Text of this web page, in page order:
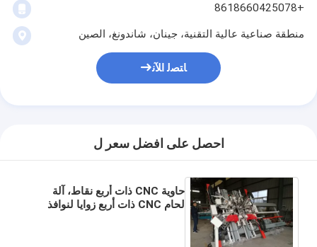
+8618660425078
منطقة صناعية عالية التقنية، جينان، شاندونغ، الصين
ﺎﺘﺼﻟ ﺍﻶﻧ
احصل على افضل سعر ل
حاوية CNC ذات أربع نقاط، آلة
لحام CNC ذات أربع زوايا لنوافذ